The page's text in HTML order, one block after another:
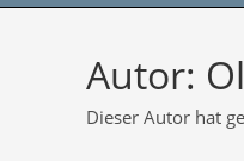
Autor:
Dieser Autor hat